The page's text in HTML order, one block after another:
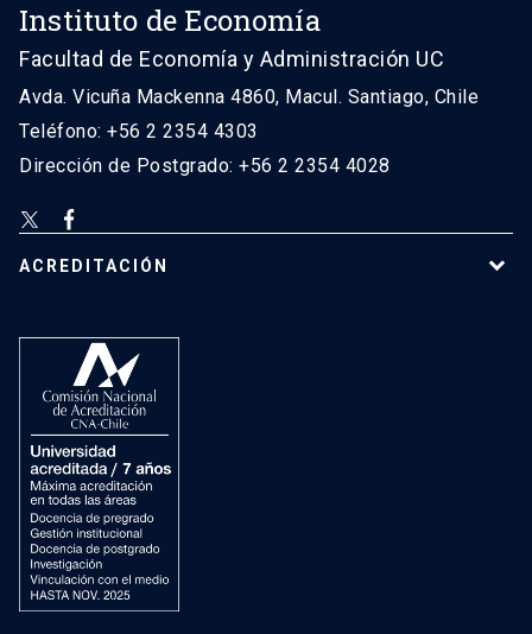
Instituto de Economía
Facultad de Economía y Administración UC
Avda. Vicuña Mackenna 4860, Macul. Santiago, Chile
Teléfono: +56 2 2354 4303
Dirección de Postgrado: +56 2 2354 4028
ACREDITACIÓN